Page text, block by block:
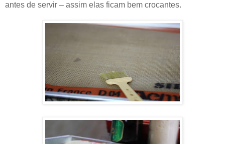
antes de servir – assim elas ficam bem crocantes.